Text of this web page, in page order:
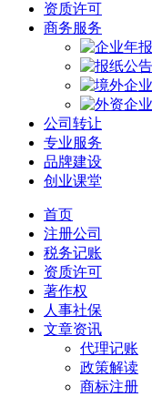
资质许可
商务服务
公司转让
专业服务
品牌建设
创业课堂
首页
注册公司
税务记账
资质许可
著作权
人事社保
文章资讯
代理记账
政策解读
商标注册